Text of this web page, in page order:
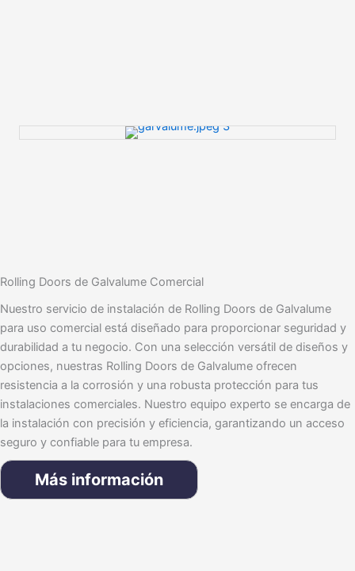
Rolling Doors de Galvalume Comercial
Nuestro servicio de instalación de Rolling Doors de Galvalume
para uso comercial está diseñado para proporcionar seguridad y
durabilidad a tu negocio. Con una selección versátil de diseños y
opciones, nuestras Rolling Doors de Galvalume ofrecen
resistencia a la corrosión y una robusta protección para tus
instalaciones comerciales. Nuestro equipo experto se encarga de
la instalación con precisión y eficiencia, garantizando un acceso
seguro y confiable para tu empresa.
Más información